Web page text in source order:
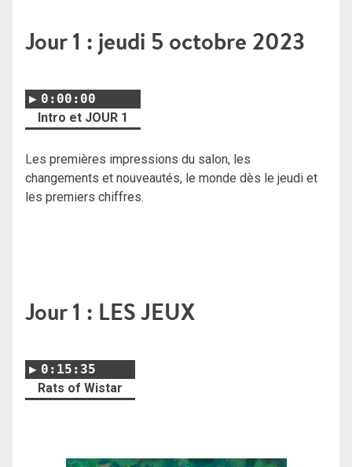
Jour 1 : jeudi 5 octobre 2023
0:00:00
Intro et JOUR 1
Les premières impressions du salon, les
changements et nouveautés, le monde dès le jeudi et
les premiers chiffres.
Jour 1 : LES JEUX
0:15:35
Rats of Wistar